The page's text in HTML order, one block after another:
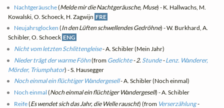
Nachtgeräusche(Melde mir die Nachtgeräusche, Muse) - K. Hallwachs, M.
Kowalski, O. Schoeck, H. Zagwijn FRE
Neujahrsglocken (In den Lüften schwellendes Gedröhne) - W. Burkhard, A.
Schibler, O. Schoeck ENG
Nicht vom letzten Schlittengleise- A. Schibler (Mein Jahr)
Nieder trägt der warme Föhn(from Gedichte- 2. Stunde-Lenz. Wanderer,
Mörder, Triumphator) - S. Hausegger
Noch einmal ein flüchtiger Wandergesell- A. Schibler (Noch einmal)
Noch einmal (Noch einmal ein flüchtiger Wandergesell) - A. Schibler
Reife(Es wendet sich das Jahr, die Welle rauscht) (from Verserzählung-